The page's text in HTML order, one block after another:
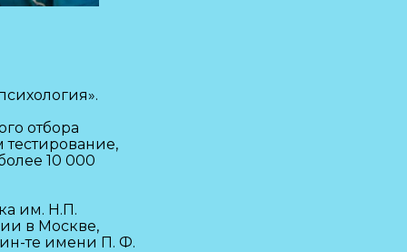
отбора
10 000
им. Н.П.
в Москве,
те имени П. Ф.